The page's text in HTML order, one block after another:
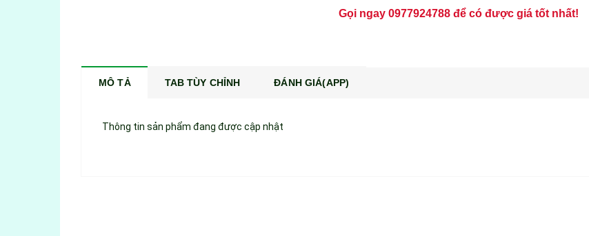
Gọi ngay 0977924788để có được giá tốt nhất!
MÔ TẢ TAB TÙY CHỈNH ĐÁNH GIÁ(APP)
Thông tin sản phẩm đang được cập nhật